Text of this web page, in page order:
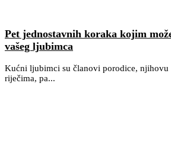
Pet jednostavnih koraka kojim
vašeg ljubimca
Kućni ljubimci su članovi porodice, njihovu
riječima, pa...